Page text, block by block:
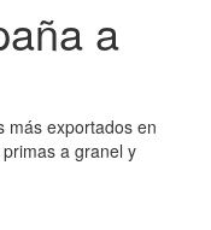
a
más exportados en
a granel y